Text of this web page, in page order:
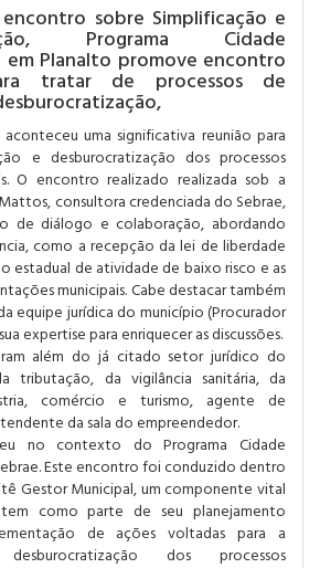
sobre Simplificação e
Programa Cidade
em Planalto promove encontro
tratar de processos de
uma significativa reunião para
e desburocratização dos processos
O encontro realizado realizada sob a
consultora credenciada do Sebrae,
de diálogo e colaboração, abordando
como a recepção da lei de liberdade
estadual de atividade de baixo risco e as
municipais. Cabe destacar também
equipe jurídica do município (Procurador
expertise para enriquecer as discussões.
além do já citado setor jurídico do
tributação, da vigilância sanitária, da
comércio e turismo, agente de
da sala do empreendedor.
no contexto do Programa Cidade
Este encontro foi conduzido dentro
Gestor Municipal, um componente vital
como parte de seu planejamento
de ações voltadas para a
dos processos